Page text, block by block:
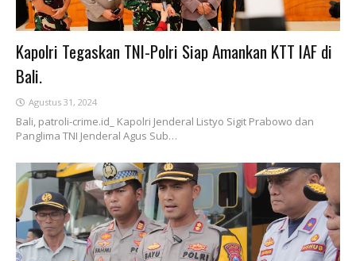
Kapolri Tegaskan TNI-Polri Siap Amankan KTT IAF di
Bali.
Agustus 31, 2024
Bali, patroli-crime.id_ Kapolri Jenderal Listyo Sigit Prabowo dan
Panglima TNI Jenderal Agus Sub…